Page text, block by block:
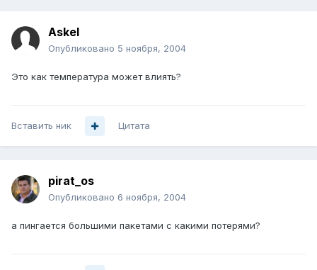
Askel
Опубликовано 5 ноября, 2004
Это как температура может влиять?
Вставить ник Цитата
pirat_os
Опубликовано 6 ноября, 2004
а пингается большими пакетами с какими потерями?